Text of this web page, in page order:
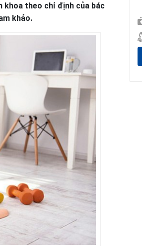
khoa theo chỉ định của bác
khảo.